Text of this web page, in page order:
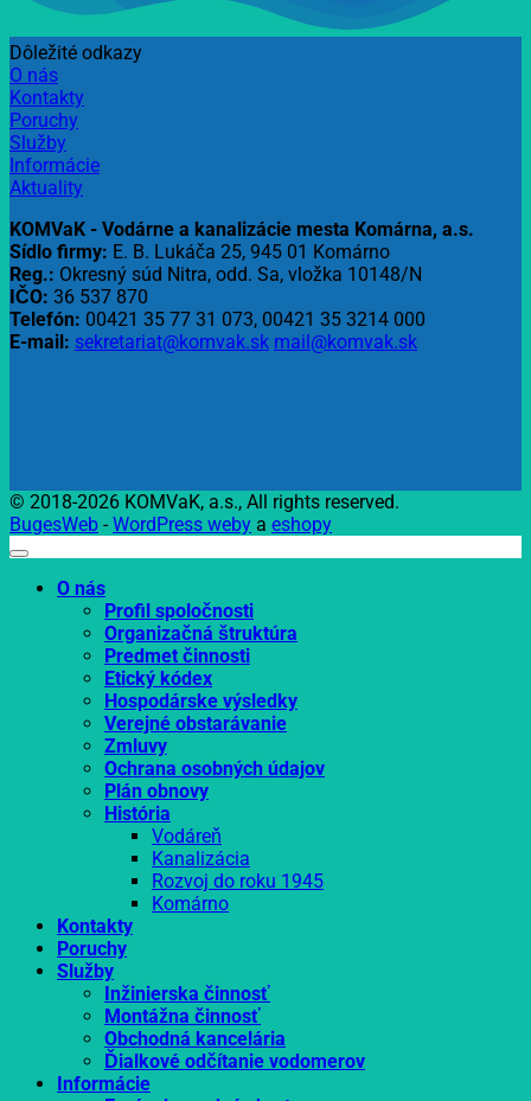
Dôležité odkazy
O nás
Kontakty
Poruchy
Služby
Informácie
Aktuality
KOMVaK - Vodárne a kanalizácie mesta Komárna, a.s.
Sídlo firmy: E. B. Lukáča 25, 945 01 Komárno
Reg.: Okresný súd Nitra, odd. Sa, vložka 10148/N
IČO: 36 537 870
Telefón: 00421 35 77 31 073, 00421 35 3214 000
E-mail: sekretariat@komvak.sk mail@komvak.sk
© 2018-2026 KOMVaK, a.s., All rights reserved.
BugesWeb - WordPress weby a eshopy
O nás
Profil spoločnosti
Organizačná štruktúra
Predmet činnosti
Etický kódex
Hospodárske výsledky
Verejné obstarávanie
Zmluvy
Ochrana osobných údajov
Plán obnovy
História
Vodáreň
Kanalizácia
Rozvoj do roku 1945
Komárno
Kontakty
Poruchy
Služby
Inžinierska činnosť
Montážna činnosť
Obchodná kancelária
Ďialkové odčítanie vodomerov
Informácie